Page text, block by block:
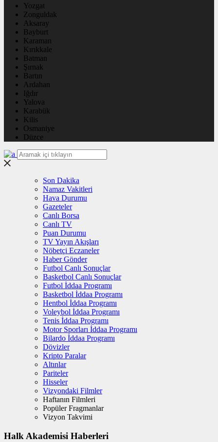
Yozgat
Zonguldak
Aksaray
Bayburt
Karaman
Kırıkkale
Batman
Şırnak
Bartın
Ardahan
Iğdır
Yalova
Karabük
Kilis
Osmaniye
Düzce
Son Dakika
Namaz Vakitleri
Hava Durumu
Gazeteler
Canlı Borsa
Canlı TV
Puan Durumu
TV Yayın Akışları
Nöbetçi Eczaneler
Haber Gönder
Futbol Canlı Sonuçlar
Basketbol Canlı Sonuçlar
Futbol İddaa Programı
Basketbol İddaa Programı
Hentbol İddaa Programı
Voleybol İddaa Programı
Tenis İddaa Programı
Motor Sporları İddaa Programı
Bilardo İddaa Programı
Dövizler
Kripto Paralar
Altınlar
Pariteler
Hisseler
Vizyondaki Filmler
Haftanın Filmleri
Popüler Fragmanlar
Vizyon Takvimi
Halk Akademisi Haberleri